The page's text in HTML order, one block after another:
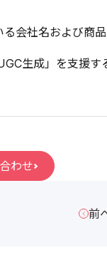
会社名および商
生成」を支援
わせ
前